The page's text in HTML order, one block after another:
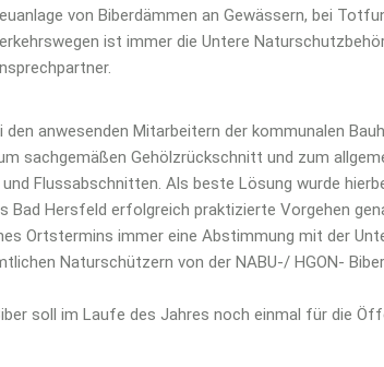
von Biberdämmen an Gewässern, bei
ist immer die Untere
anwesenden Mitarbeitern der kommunalen
sachgemäßen Gehölzrückschnitt und zum
Flussabschnitten. Als beste Lösung wurde
Bad Hersfeld erfolgreich praktizierte Vorgehen
Ortstermins immer eine Abstimmung mit der
Naturschützern von der NABU-/ HGON-
soll im Laufe des Jahres noch einmal für die